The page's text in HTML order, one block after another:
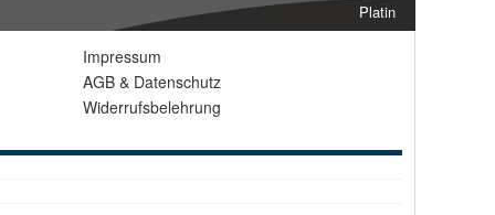
Platin
Impressum
AGB & Datenschutz
Widerrufsbelehrung